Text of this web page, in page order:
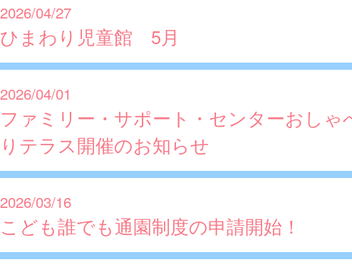
2026/04/27
ひまわり児童館 5月
2026/04/01
ファミリー・サポート・センターおしゃ
りテラス開催のお知らせ
2026/03/16
こども誰でも通園制度の申請開始！